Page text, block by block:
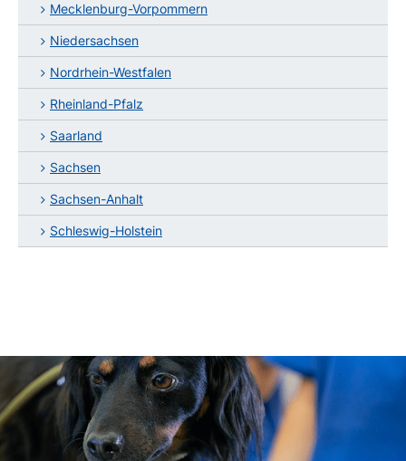
Mecklenburg-Vorpommern
Niedersachsen
Nordrhein-Westfalen
Rheinland-Pfalz
Saarland
Sachsen
Sachsen-Anhalt
Schleswig-Holstein